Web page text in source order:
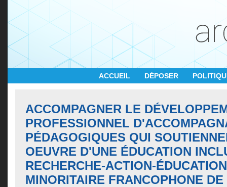
ACCUEIL DÉPOSER
ACCOMPAGNER LE
PROFESSIONNEL
PÉDAGOGIQUES QUI
OEUVRE D'UNE ÉDUCATION
RECHERCHE-ACTION-
MINORITAIRE FRANCOPHONE